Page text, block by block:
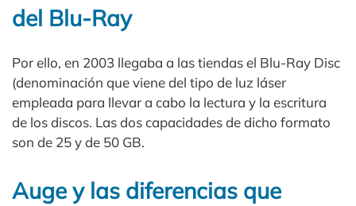
del Blu-Ray
Por ello, en 2003 llegaba a las tiendas el Blu-Ray Disc
(denominación que viene del tipo de luz láser
empleada para llevar a cabo la lectura y la escritura
de los discos. Las dos capacidades de dicho formato
son de 25 y de 50 GB.
Auge y las diferencias que